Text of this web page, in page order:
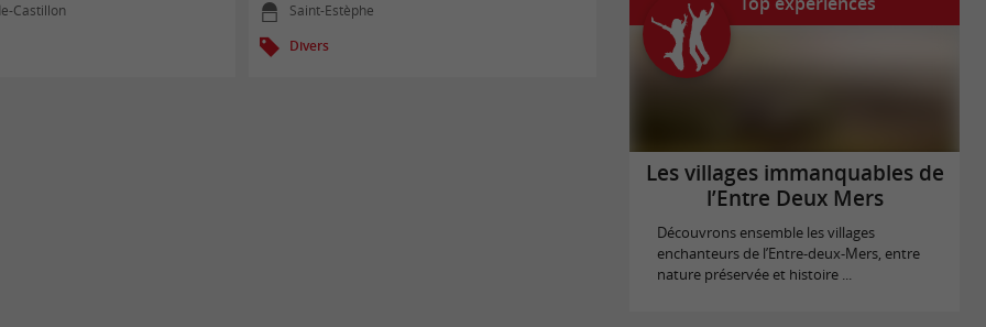
Castillon
Saint-Estèphe
Divers
Les villages immanquables de
l’Entre Deux Mers
Découvrons ensemble les villages
enchanteurs de l’Entre-deux-Mers, entre
nature préservée et histoire ...